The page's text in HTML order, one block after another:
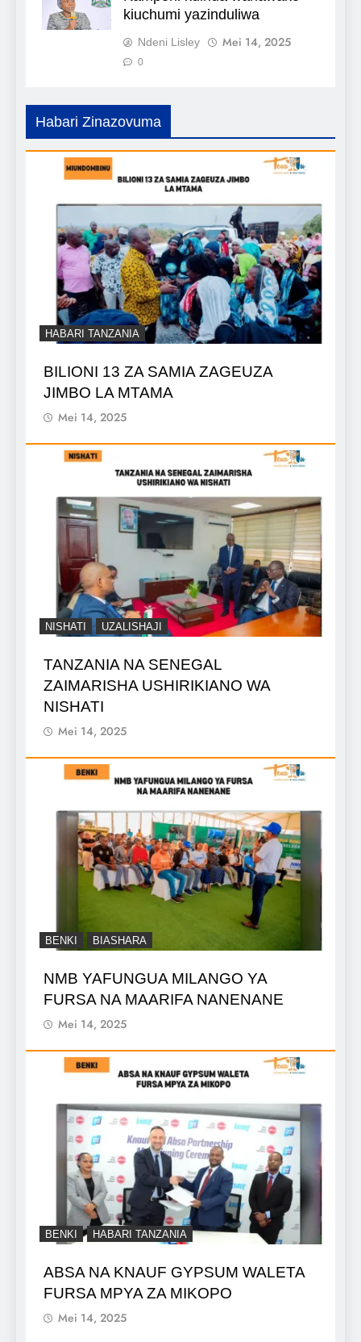
kiuchumi yazinduliwa
Ndeni Lisley Mei 14, 2025
0
Habari Zinazovuma
HABARI TANZANIA
BILIONI 13 ZA SAMIA ZAGEUZA
JIMBO LA MTAMA
Mei 14, 2025
NISHATI UZALISHAJI
TANZANIA NA SENEGAL
ZAIMARISHA USHIRIKIANO WA
NISHATI
Mei 14, 2025
BENKI BIASHARA
NMB YAFUNGUA MILANGO YA
FURSA NA MAARIFA NANENANE
Mei 14, 2025
BENKI HABARI TANZANIA
ABSA NA KNAUF GYPSUM WALETA
FURSA MPYA ZA MIKOPO
Mei 14, 2025